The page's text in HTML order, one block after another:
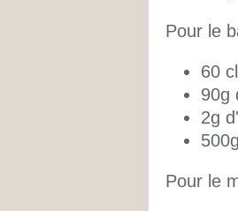
Pour le
60
90g
2g
Pour le